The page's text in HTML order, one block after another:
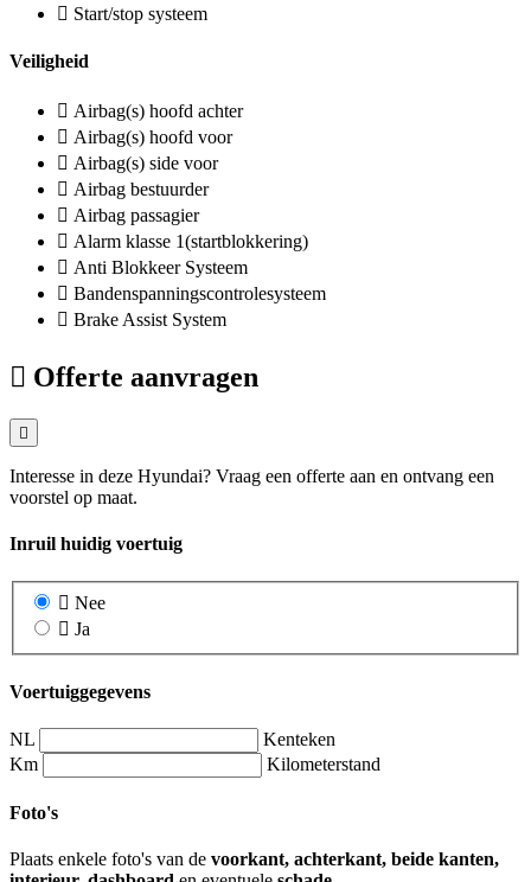
Start/stop systeem
Veiligheid
Airbag(s) hoofd achter
Airbag(s) hoofd voor
Airbag(s) side voor
Airbag bestuurder
Airbag passagier
Alarm klasse 1(startblokkering)
Anti Blokkeer Systeem
Bandenspanningscontrolesysteem
Brake Assist System
Offerte aanvragen
Interesse in deze Hyundai? Vraag een offerte aan en ontvang een
voorstel op maat.
Inruil huidig voertuig
Nee
Ja
Voertuiggegevens
NL
Kenteken
Km
Kilometerstand
Foto's
Plaats enkele foto's van de voorkant, achterkant, beide kanten,